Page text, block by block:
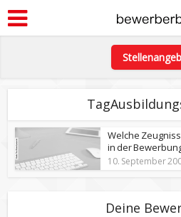
Welche
in der
10. September
Deine